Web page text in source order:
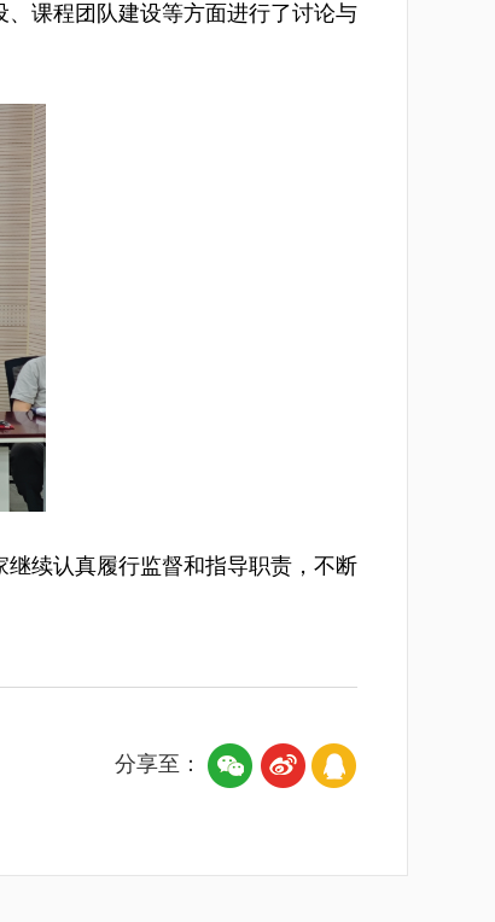
课程团队建设等方面进行了讨论与
续认真履行监督和指导职责，不断
分享至：